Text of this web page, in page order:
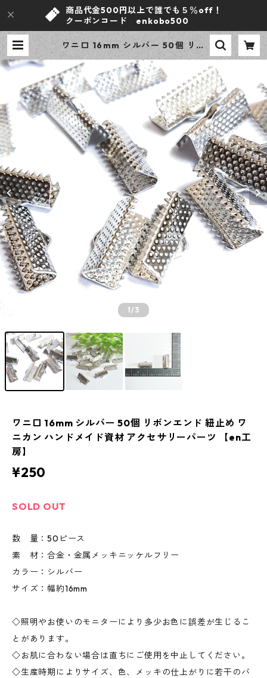
商品代金500円以上で誰でも５％off！
クーポンコード enkobo500
ワニ口 16mm シルバー 50個 リボ
ンエンド 紐止め ワニカン ハンドメ
イド資材 アクセサリーパーツ 【en
工房】 | ｅｎ工房
1/3
ワニ口 16mm シルバー 50個 リボンエンド 紐止め ワ
ニカン ハンドメイド資材 アクセサリーパーツ 【en工
房】
¥250
SOLD OUT
数 量：50ピース
素 材：合金・金属メッキニッケルフリー
カラー：シルバー
サイズ：幅約16mm
◇照明やお使いのモニターにより多少お色に誤差が生じるこ
とがあります。
◇お肌に合わない場合は直ちにご使用を中止してください。
◇生産時期によりサイズ、色、メッキの仕上がりに若干のバ